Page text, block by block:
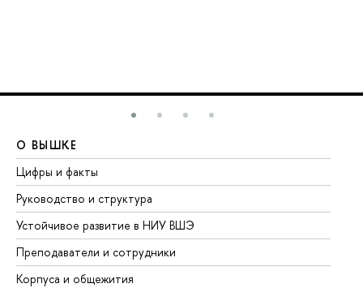
О ВЫШКЕ
Цифры и факты
Руководство и структура
Устойчивое развитие в НИУ ВШЭ
Преподаватели и сотрудники
Корпуса и общежития